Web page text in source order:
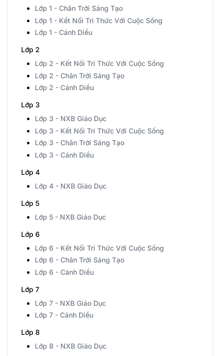
Lớp 1 - Chân Trời Sáng Tạo
Lớp 1 - Kết Nối Tri Thức Với Cuộc Sống
Lớp 1 - Cánh Diều
Lớp 2
Lớp 2 - Kết Nối Tri Thức Với Cuộc Sống
Lớp 2 - Chân Trời Sáng Tạo
Lớp 2 - Cánh Diều
Lớp 3
Lớp 3 - NXB Giáo Dục
Lớp 3 - Kết Nối Tri Thức Với Cuộc Sống
Lớp 3 - Chân Trời Sáng Tạo
Lớp 3 - Cánh Diều
Lớp 4
Lớp 4 - NXB Giáo Dục
Lớp 5
Lớp 5 - NXB Giáo Dục
Lớp 6
Lớp 6 - Kết Nối Tri Thức Với Cuộc Sống
Lớp 6 - Chân Trời Sáng Tạo
Lớp 6 - Cánh Diều
Lớp 7
Lớp 7 - NXB Giáo Dục
Lớp 7 - Cánh Diều
Lớp 8
Lớp 8 - NXB Giáo Dục